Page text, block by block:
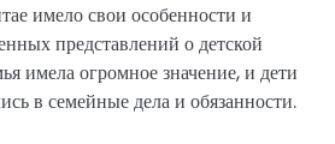
имело свои особенности и
представлений о детской
имела огромное значение, и дети
в семейные дела и обязанности.